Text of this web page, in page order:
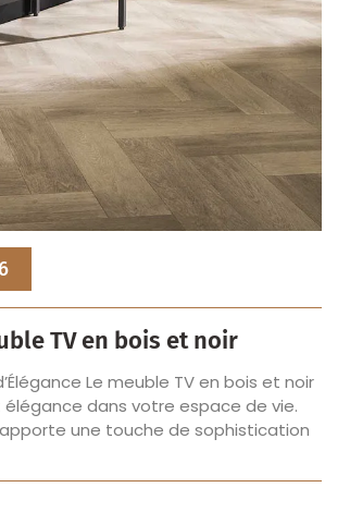
TV en bois et noir
Le meuble TV en bois et noir
dans votre espace de vie.
une touche de sophistication